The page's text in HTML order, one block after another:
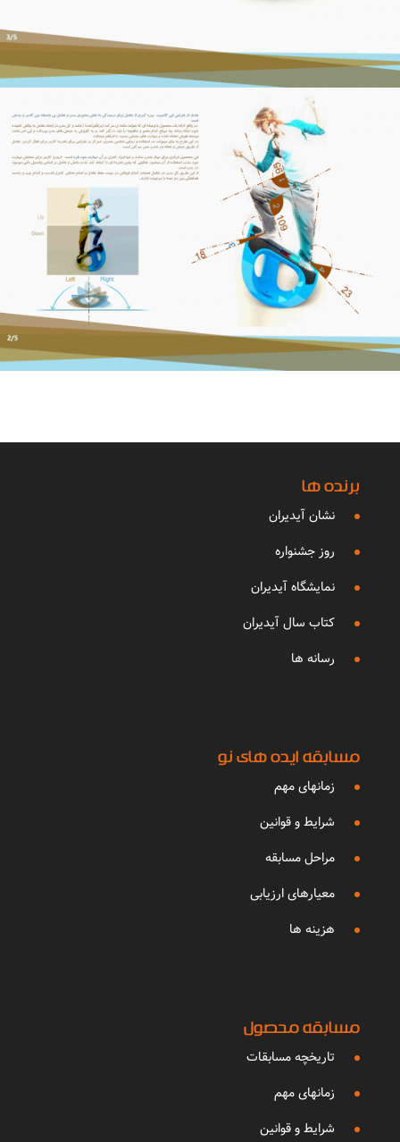
برنده ها
نشان آیدیران
روز جشنواره
نمایشگاه آیدیران
کتاب سال آیدیران
رسانه ها
مسابقه ایده های نو
زمانهای مهم
شرایط و قوانین
مراحل مسابقه
معیارهای ارزیابی
هزینه ها
مسابقه محصول
تاریخچه مسابقات
زمانهای مهم
شرایط و قوانین